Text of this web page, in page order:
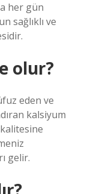
her gün
sağlıklı ve
olur?
eden ve
kalsiyum
gelir.